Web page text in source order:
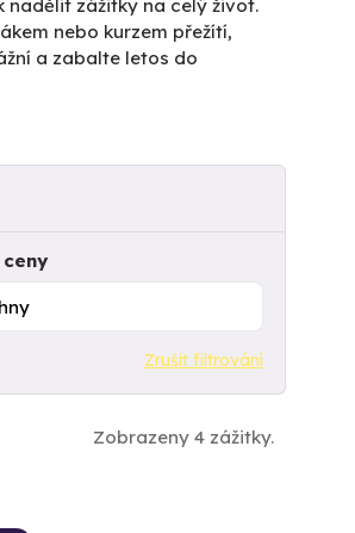
nadělit zážitky na celý život.
nebo kurzem přežítí,
a zabalte letos do
Zrušit filtrování
Zobrazeny 4 zážitky.